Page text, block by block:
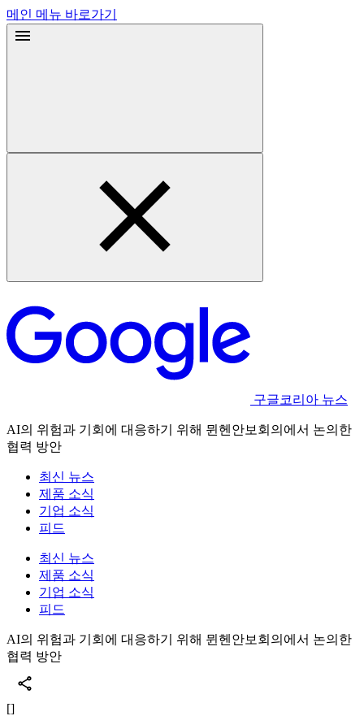
메인 메뉴 바로가기
구글코리아 뉴스
AI의 위험과 기회에 대응하기 위해 뮌헨안보회의에서 논의한
협력 방안
최신 뉴스
제품 소식
기업 소식
피드
최신 뉴스
제품 소식
기업 소식
피드
AI의 위험과 기회에 대응하기 위해 뮌헨안보회의에서 논의한
협력 방안
[]